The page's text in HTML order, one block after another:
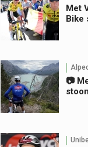
Met
Bike
📷